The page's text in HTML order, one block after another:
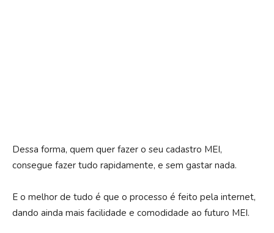
Dessa forma, quem quer fazer o seu cadastro MEI,
consegue fazer tudo rapidamente, e sem gastar nada.
E o melhor de tudo é que o processo é feito pela internet,
dando ainda mais facilidade e comodidade ao futuro MEI.